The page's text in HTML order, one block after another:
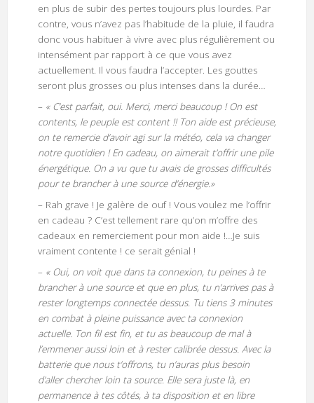
en plus de subir des pertes toujours plus lourdes. Par
contre, vous n’avez pas l’habitude de la pluie, il faudra
donc vous habituer à vivre avec plus régulièrement ou
intensément par rapport à ce que vous avez
actuellement. Il vous faudra l’accepter. Les gouttes
seront plus grosses ou plus intenses dans la durée…
– « C’est parfait, oui. Merci, merci beaucoup ! On est
contents, le peuple est content !! Ton aide est précieuse,
on te remercie d’avoir agi sur la météo, cela va changer
notre quotidien ! En cadeau, on aimerait t’offrir une pile
énergétique. On a vu que tu avais de grosses difficultés
pour te brancher à une source d’énergie.»
– Rah grave ! Je galère de ouf ! Vous voulez me l’offrir
en cadeau ? C’est tellement rare qu’on m’offre des
cadeaux en remerciement pour mon aide !…Je suis
vraiment contente ! ce serait génial !
– « Oui, on voit que dans ta connexion, tu peines à te
brancher à une source et que en plus, tu n’arrives pas à
rester longtemps connectée dessus. Tu tiens 3 minutes
en combat à pleine puissance avec ta connexion
actuelle. Ton fil est fin, et tu as beaucoup de mal à
l’emmener aussi loin et à rester calibrée dessus. Avec la
batterie que nous t’offrons, tu n’auras plus besoin
d’aller chercher loin ta source. Elle sera juste là, en
permanence à tes côtés, à ta disposition et en libre